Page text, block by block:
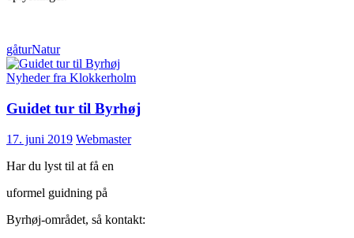
gåturNatur
Nyheder fra Klokkerholm
Guidet tur til Byrhøj
17. juni 2019 Webmaster
Har du lyst til at få en
uformel guidning på
Byrhøj-området, så kontakt: